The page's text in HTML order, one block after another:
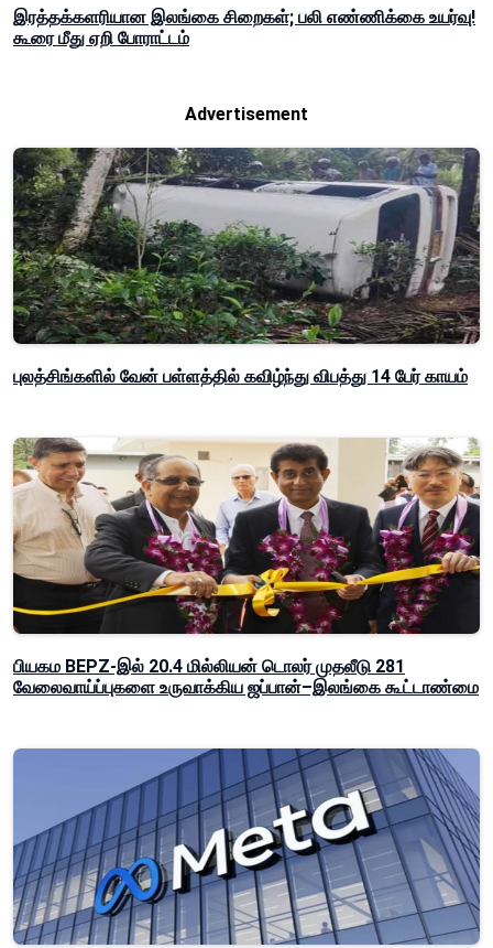
இரத்தக்களரியான இலங்கை சிறைகள்; பலி எண்ணிக்கை உயர்வு!
கூரை மீது ஏறி போராட்டம்
Advertisement
புலத்சிங்களில் வேன் பள்ளத்தில் கவிழ்ந்து விபத்து 14 பேர் காயம்
பியகம BEPZ-இல் 20.4 மில்லியன் டொலர் முதலீடு 281
வேலைவாய்ப்புகளை உருவாக்கிய ஜப்பான்–இலங்கை கூட்டாண்மை